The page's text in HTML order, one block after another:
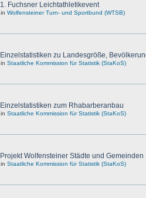
1. Fuchsner Leichtathletikevent
in Wolfensteiner Turn- und Sportbund (WTSB)
Einzelstatistiken zu Landesgröße,
in Staatliche Kommission für Statistik (StaKoS)
Einzelstatistiken zum Rhabarberanbau
in Staatliche Kommission für Statistik (StaKoS)
Projekt Wolfensteiner Städte und Gemeinden
in Staatliche Kommission für Statistik (StaKoS)